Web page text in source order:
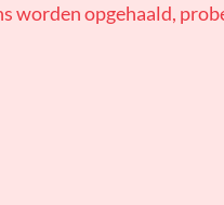
worden opgehaald,